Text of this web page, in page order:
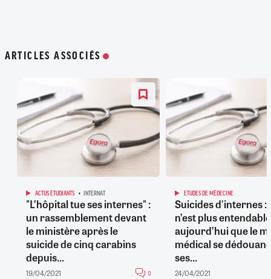
ARTICLES ASSOCIÉS
ACTUS ÉTUDIANTS INTERNAT
"L’hôpital tue ses internes" :
un rassemblement devant
le ministère après le
suicide de cinq carabins
depuis...
19/04/2021 0
ETUDES DE MÉDECINE
Suicides d'internes :
n’est plus entendable
aujourd’hui que le
médical se
ses...
24/04/2021